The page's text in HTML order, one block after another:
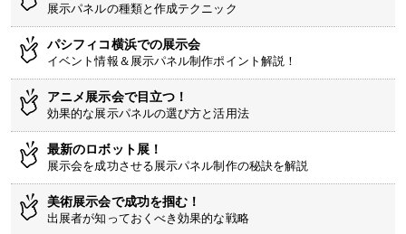
展示パネルの種類と作成テクニック
パシフィコ横浜での展示会
イベント情報＆展示パネル制作ポイント解説！
アニメ展示会で目立つ！
効果的な展示パネルの選び方と活用法
最新のロボット展！
展示会を成功させる展示パネル制作の秘訣を解説
美術展示会で成功を掴む！
出展者が知っておくべき効果的な戦略